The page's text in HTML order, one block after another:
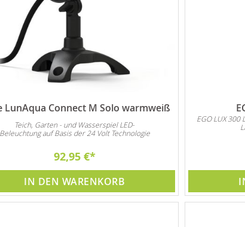
LunAqua Connect M Solo warmweiß
Teich, Garten - und Wasserspiel LED-
Beleuchtung auf Basis der 24 Volt Technologie
92,95 €
IN DEN WARENKORB
EGO LUX